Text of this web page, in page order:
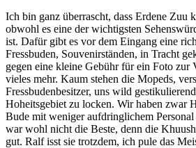
Ich bin ganz überrascht, dass Erdene Zuu
obwohl es eine der wichtigsten
ist. Dafür gibt es vor dem Eingang eine
Fressbuden, Souvenirständen, in Tracht
gegen eine kleine Gebühr für ein Foto zur
vieles mehr. Kaum stehen die Mopeds,
Fressbudenbesitzer, uns wild
Hoheitsgebiet zu locken. Wir haben zwar
Bude mit weniger aufdringlichem
war wohl nicht die Beste, denn die
gut. Ralf isst sie trotzdem, ich pule das